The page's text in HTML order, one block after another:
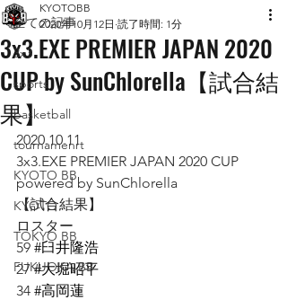
全ての記事
3x3
sports
basketball
tournamenrt
KYOTO BB
KYOTO
TOKYO BB
FUKUOKA BB
3x3.EXE PREMIER JAPAN 2020
CUP by SunChlorella【試合結
果】
KYOTOBB
2020年10月12日 読了時間: 1分
2020.10.11
3x3.EXE PREMIER JAPAN 2020 CUP﻿
powered by SunChlorella﻿
【試合結果】﻿
ロスター﻿
59 #臼井隆浩
27 #大堀昭平
34 #高岡蓮